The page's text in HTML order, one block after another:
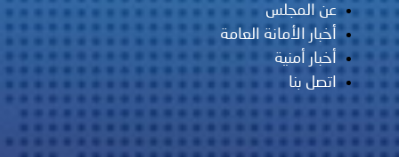
عن المجلس
أخبار الأمانة العامة
أخبار أمنية
اتصل بنا